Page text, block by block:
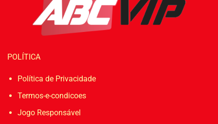
POLÍTICA
Política de Privacidade
Termos-e-condicoes
Jogo Responsável